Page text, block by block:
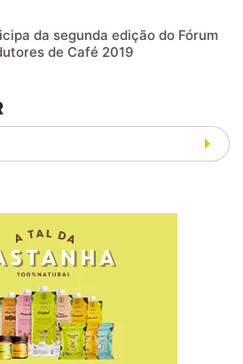
da segunda edição do Fórum
de Café 2019